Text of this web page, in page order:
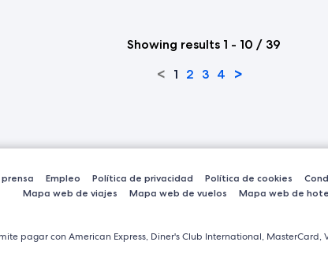
Showing results 1 - 10 / 39
< 1 2 3 4 >
Empleo Política de privacidad Política de cookies
Mapa web de viajes
Mapa web de vuelos Mapa web de
pagar con American Express, Diner's Club International, MasterCard,